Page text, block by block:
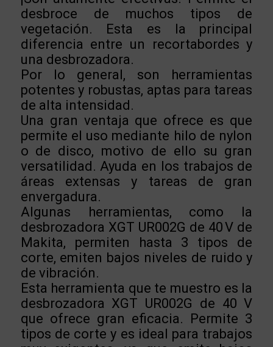
desbroce de muchos tipos de
vegetación. Esta es la principal
diferencia entre un recortabordes y
una desbrozadora.
Por lo general, son herramientas
potentes y robustas, aptas para tareas
de alta intensidad.
Una gran ventaja que ofrece es que
permite el uso mediante hilo de nylon
o de disco, motivo de ello su gran
versatilidad. Ayuda en los trabajos de
áreas extensas y tareas de gran
envergadura.
Algunas herramientas, como la
desbrozadora XGT UR002G de 40 V de
Makita, permiten hasta 3 tipos de
corte, emiten bajos niveles de ruido y
de vibración.
Esta herramienta que te muestro es la
desbrozadora XGT UR002G de 40 V
que ofrece gran eficacia. Permite 3
tipos de corte y es ideal para trabajos